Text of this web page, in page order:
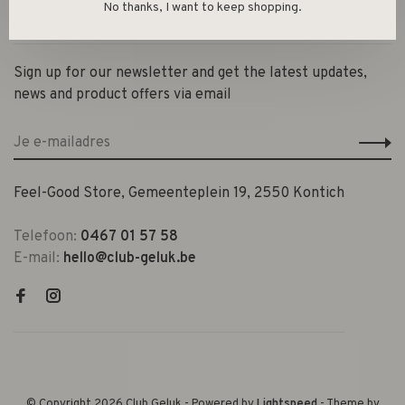
Contact en openingsuren
Sign up for our newsletter and get the latest updates,
news and product offers via email
Feel-Good Store, Gemeenteplein 19, 2550 Kontich
Telefoon: 0467 01 57 58
E-mail: hello@club-geluk.be
No thanks, I want to keep shopping.